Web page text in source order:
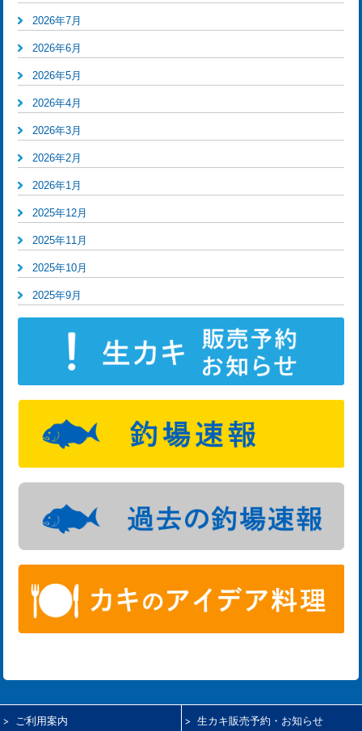
2026年7月
2026年6月
2026年5月
2026年4月
2026年3月
2026年2月
2026年1月
2025年12月
2025年11月
2025年10月
2025年9月
ご利用案内 生カキ販売予約・お知らせ